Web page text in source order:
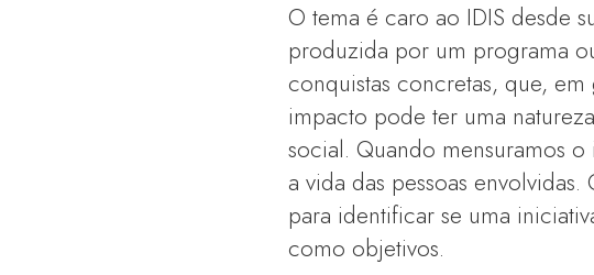
O tema é caro ao IDIS desde
produzida por um programa
conquistas concretas, que,
impacto pode ter uma
social. Quando mensuramos
a vida das pessoas
para identificar se uma
como objetivos.